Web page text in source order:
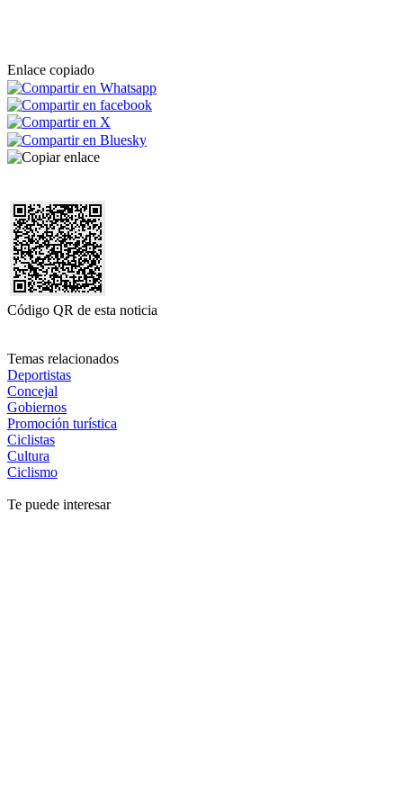
Enlace copiado
Código QR de esta noticia
Temas relacionados
Deportistas
Concejal
Gobiernos
Promoción turística
Ciclistas
Cultura
Ciclismo
Te puede interesar